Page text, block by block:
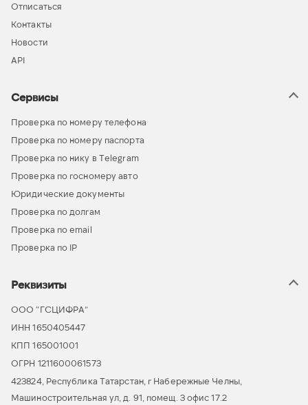
Отписаться
Контакты
Новости
API
Сервисы
Проверка по номеру телефона
Проверка по номеру паспорта
Проверка по нику в Telegram
Проверка по госномеру авто
Юридические документы
Проверка по долгам
Проверка по email
Проверка по IP
Реквизиты
ООО “ГСЦИФРА”
ИНН 1650405447
КПП 165001001
ОГРН 1211600061573
423824, Республика Татарстан, г Набережные Челны,
Машиностроительная ул, д. 91, помещ. 3 офис 17.2